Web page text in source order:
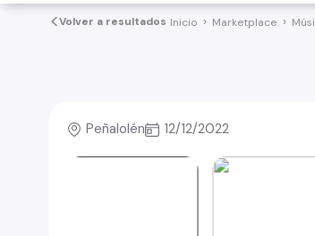
Volver a resultados Inicio Marketplace
Peñalolén 12/12/2022